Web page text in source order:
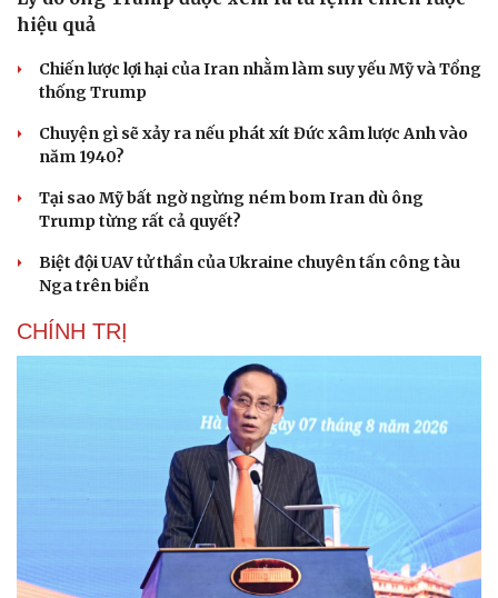
hiệu quả
Chiến lược lợi hại của Iran nhằm làm suy yếu Mỹ và Tổng
thống Trump
Chuyện gì sẽ xảy ra nếu phát xít Đức xâm lược Anh vào
năm 1940?
Tại sao Mỹ bất ngờ ngừng ném bom Iran dù ông
Trump từng rất cả quyết?
Biệt đội UAV tử thần của Ukraine chuyên tấn công tàu
Nga trên biển
CHÍNH TRỊ